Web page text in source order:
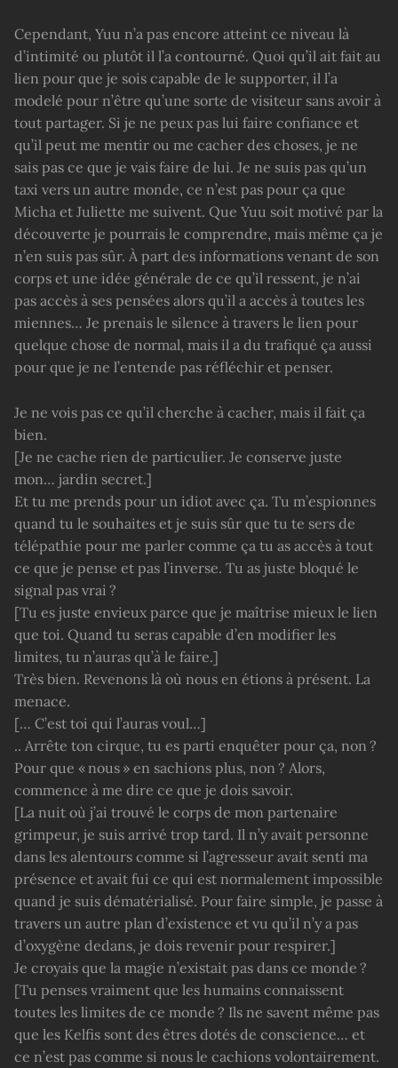
Cependant, Yuu n’a pas encore atteint ce niveau là
d’intimité ou plutôt il l’a contourné. Quoi qu’il ait fait au
lien pour que je sois capable de le supporter, il l’a
modelé pour n’être qu’une sorte de visiteur sans avoir à
tout partager. Si je ne peux pas lui faire confiance et
qu’il peut me mentir ou me cacher des choses, je ne
sais pas ce que je vais faire de lui. Je ne suis pas qu’un
taxi vers un autre monde, ce n’est pas pour ça que
Micha et Juliette me suivent. Que Yuu soit motivé par la
découverte je pourrais le comprendre, mais même ça je
n’en suis pas sûr. À part des informations venant de son
corps et une idée générale de ce qu’il ressent, je n’ai
pas accès à ses pensées alors qu’il a accès à toutes les
miennes… Je prenais le silence à travers le lien pour
quelque chose de normal, mais il a du trafiqué ça aussi
pour que je ne l’entende pas réfléchir et penser.
Je ne vois pas ce qu’il cherche à cacher, mais il fait ça
bien.
[Je ne cache rien de particulier. Je conserve juste
mon… jardin secret.]
Et tu me prends pour un idiot avec ça. Tu m’espionnes
quand tu le souhaites et je suis sûr que tu te sers de
télépathie pour me parler comme ça tu as accès à tout
ce que je pense et pas l’inverse. Tu as juste bloqué le
signal pas vrai ?
[Tu es juste envieux parce que je maîtrise mieux le lien
que toi. Quand tu seras capable d’en modifier les
limites, tu n’auras qu’à le faire.]
Très bien. Revenons là où nous en étions à présent. La
menace.
[… C’est toi qui l’auras voul…]
.. Arrête ton cirque, tu es parti enquêter pour ça, non ?
Pour que « nous » en sachions plus, non ? Alors,
commence à me dire ce que je dois savoir.
[La nuit où j’ai trouvé le corps de mon partenaire
grimpeur, je suis arrivé trop tard. Il n’y avait personne
dans les alentours comme si l’agresseur avait senti ma
présence et avait fui ce qui est normalement impossible
quand je suis dématérialisé. Pour faire simple, je passe à
travers un autre plan d’existence et vu qu’il n’y a pas
d’oxygène dedans, je dois revenir pour respirer.]
Je croyais que la magie n’existait pas dans ce monde ?
[Tu penses vraiment que les humains connaissent
toutes les limites de ce monde ? Ils ne savent même pas
que les Kelfis sont des êtres dotés de conscience… et
ce n’est pas comme si nous le cachions volontairement.